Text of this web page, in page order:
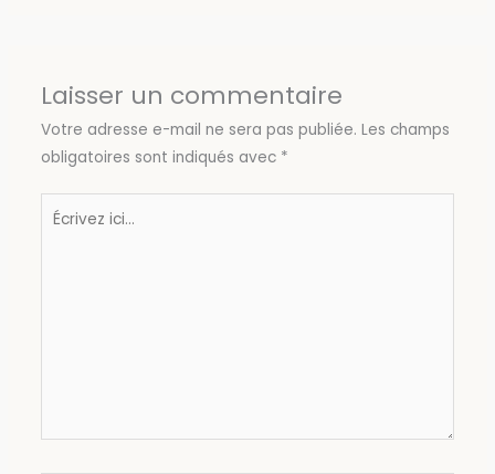
Laisser un commentaire
Votre adresse e-mail ne sera pas publiée. Les champs
obligatoires sont indiqués avec *
Écrivez